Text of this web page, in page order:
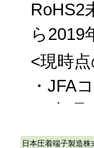
RoHS2
ら2019
<現時
・JFA
・WPK
日本圧着端子製造株